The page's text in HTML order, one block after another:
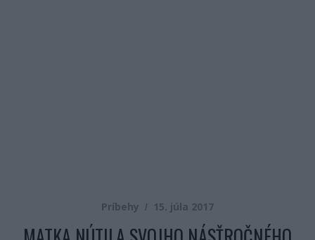
Príbehy 15. júla 2017